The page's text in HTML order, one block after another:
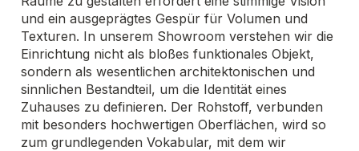
und ein ausgeprägtes Gespür für Volumen und
Texturen. In unserem Showroom verstehen wir die
Einrichtung nicht als bloßes funktionales Objekt,
sondern als wesentlichen architektonischen und
sinnlichen Bestandteil, um die Identität eines
Zuhauses zu definieren. Der Rohstoff, verbunden
mit besonders hochwertigen Oberflächen, wird so
zum grundlegenden Vokabular, mit dem wir